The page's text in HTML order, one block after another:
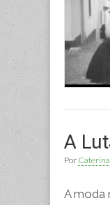
A
Por
A moda